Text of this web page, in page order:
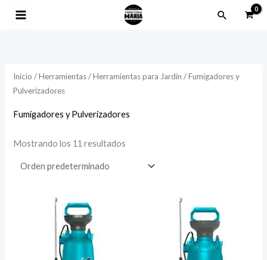
Buscar
Inicio /Herramientas/Herramientas para Jardín / Fumigadores y
Pulverizadores
Fumigadores y Pulverizadores
Mostrando los 11 resultados